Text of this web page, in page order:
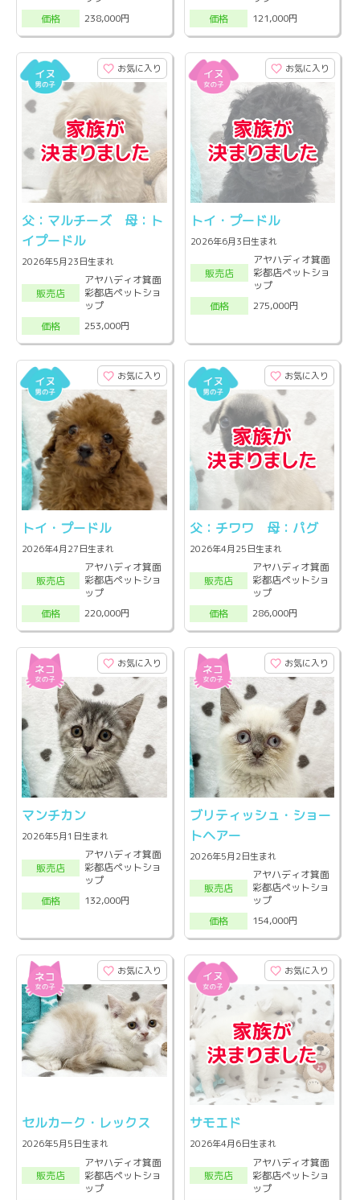
価格
238,000円
価格
121,000円
お気に入り
父：マルチーズ 母：ト
イプードル
2026年5月23日生まれ
販売店
アヤハディオ箕面
彩都店ペットショ
ップ
価格
253,000円
お気に入り
トイ・プードル
2026年6月3日生まれ
販売店
アヤハディオ箕面
彩都店ペットショ
ップ
価格
275,000円
お気に入り
トイ・プードル
2026年4月27日生まれ
販売店
アヤハディオ箕面
彩都店ペットショ
ップ
価格
220,000円
お気に入り
父：チワワ 母：パグ
2026年4月25日生まれ
販売店
アヤハディオ箕面
彩都店ペットショ
ップ
価格
286,000円
お気に入り
マンチカン
2026年5月1日生まれ
販売店
アヤハディオ箕面
彩都店ペットショ
ップ
価格
132,000円
お気に入り
ブリティッシュ・ショー
トヘアー
2026年5月2日生まれ
販売店
アヤハディオ箕面
彩都店ペットショ
ップ
価格
154,000円
お気に入り
セルカーク・レックス
2026年5月5日生まれ
販売店
アヤハディオ箕面
彩都店ペットショ
ップ
お気に入り
サモエド
2026年4月6日生まれ
販売店
アヤハディオ箕面
彩都店ペットショ
ップ